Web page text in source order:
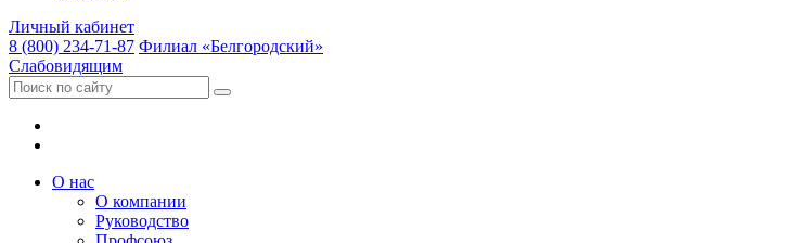
Личный кабинет
8 (800) 234-71-87 Филиал «Белгородский»
Слабовидящим
О нас
О компании
Руководство